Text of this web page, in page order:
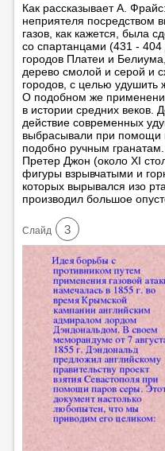
Как рассказывает А.
неприятеля посредством
газов, как кажется, была
со спартанцами (431 - 404
городов Платеи и
дерево смолой и серой и
городов, с целью удушить
О подобном же
в истории средних веков.
действие современных
выбрасывали при помощи
подобно ручным
Претер Джон (около XI
фигуры взрывчатыми и
которых вырывался изо
производил большое
Cлайд 3